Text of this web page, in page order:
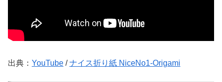
出典： YouTube /ナイス折り紙 NiceNo1-Origami